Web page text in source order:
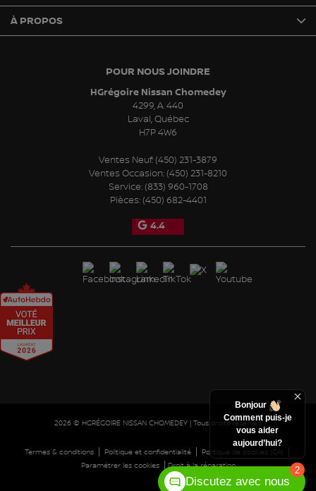
POUR NOUS JOINDRE
HGrégoire Nissan Chomedey
4299, A. 440
Laval,Québec
H7P 4W6
Ventes Neuf: (450) 231-3879
Ventes Occasion: (450) 231-8210
Service: (833) 960-1708
Pièces: (450) 682-4401
4.4
À PROPOS
2026 © HGRÉGOIRE NISSAN CHOMEDEY| Tous droits réservés.
Termes & conditions| Politique et confidentialité| Politique de cookies (CA)
Paramétrer les cookies|Droit à la réparation 2
Bonjour
Comment puis-je
vous aider
aujourd’hui?
Discutez avec nous